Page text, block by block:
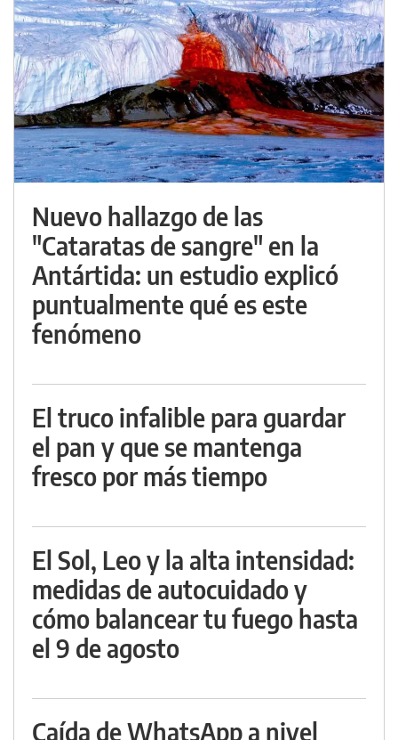
Nuevo hallazgo de las
"Cataratas de sangre" en la
Antártida: un estudio explicó
puntualmente qué es este
fenómeno
El truco infalible para guardar
el pan y que se mantenga
fresco por más tiempo
El Sol, Leo y la alta intensidad:
medidas de autocuidado y
cómo balancear tu fuego hasta
el 9 de agosto
Caída de WhatsApp a nivel